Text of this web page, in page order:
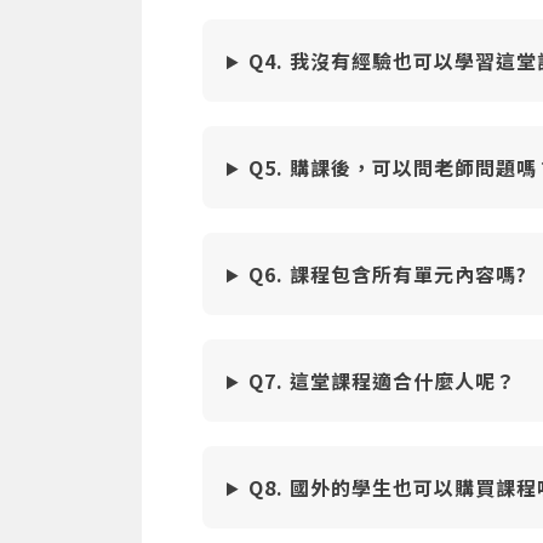
Q4. 我沒有經驗也可以學習這堂
Q5. 購課後，可以問老師問題嗎
Q6. 課程包含所有單元內容嗎?
Q7. 這堂課程適合什麼人呢？
Q8. 國外的學生也可以購買課程